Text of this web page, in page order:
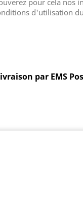
pour cela nos
d'utilisation
par EMS